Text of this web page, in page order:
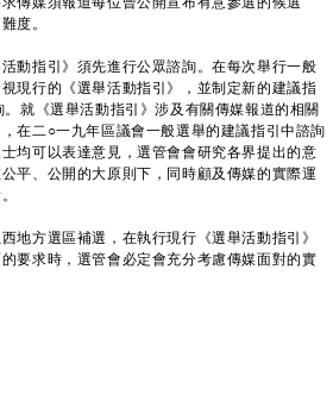
度。
指引》須先進行公眾諮詢。在每次舉行一般
現行的《選舉活動指引》，並制定新的建議指
就《選舉活動指引》涉及有關傳媒報道的相關
在二○一九年區議會一般選舉的建議指引中諮詢
均可以表達意見，選管會會研究各界提出的意
平、公開的大原則下，同時顧及傳媒的實際運
方選區補選，在執行現行《選舉活動指引》
的要求時，選管會必定會充分考慮傳媒面對的實